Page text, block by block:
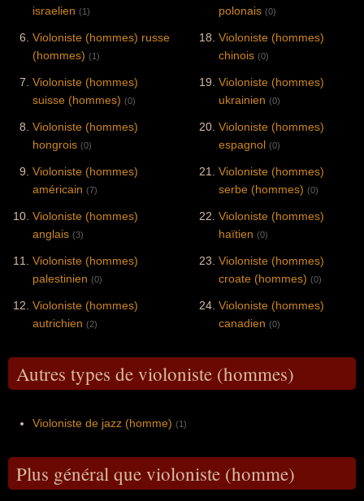
israelien (1)
Violoniste (hommes) russe
(hommes) (1)
Violoniste (hommes)
suisse (hommes) (0)
Violoniste (hommes)
hongrois (0)
Violoniste (hommes)
américain (7)
Violoniste (hommes)
anglais (3)
Violoniste (hommes)
palestinien (0)
Violoniste (hommes)
autrichien (2)
polonais (0)
Violoniste (hommes)
chinois (0)
Violoniste (hommes)
ukrainien (0)
Violoniste (hommes)
espagnol (0)
Violoniste (hommes)
serbe (hommes) (0)
Violoniste (hommes)
haïtien (0)
Violoniste (hommes)
croate (hommes) (0)
Violoniste (hommes)
canadien (0)
Autres types de violoniste (hommes)
Violoniste de jazz (homme) (1)
Plus général que violoniste (homme)